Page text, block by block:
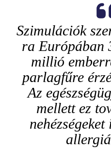
Szimulációk
ra Európában
millió
parlagfűre
Az
mellett ez